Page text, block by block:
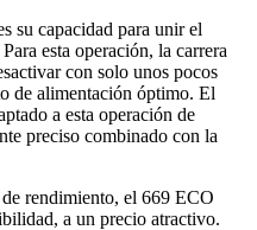
su capacidad para unir el
esta operación, la carrera
con solo unos pocos
de alimentación óptimo. El
a esta operación de
preciso combinado con la
rendimiento, el 669 ECO
a un precio atractivo.